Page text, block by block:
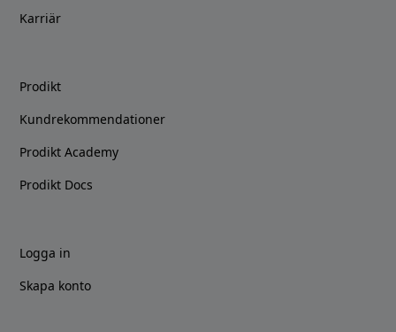
Karriär
Prodikt
Kundrekommendationer
Prodikt Academy
Prodikt Docs
Logga in
Skapa konto